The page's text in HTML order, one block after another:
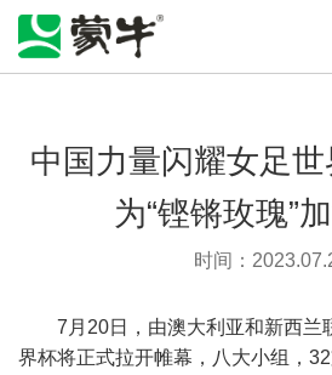
中国力量闪耀女足
为“铿锵玫瑰”
时间：
7月20日，由澳大利亚和新西兰
界杯将正式拉开帷幕，八大小组，